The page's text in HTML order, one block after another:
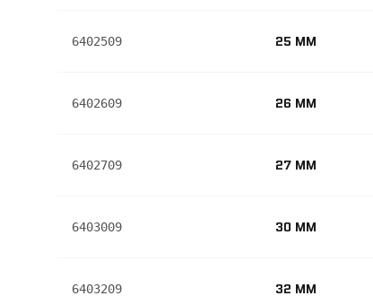
6402509 25 MM
6402609 26 MM
6402709 27 MM
6403009 30 MM
6403209 32 MM